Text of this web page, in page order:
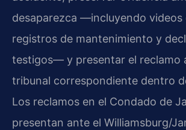
desaparezca —incluyendo videos
registros de mantenimiento y
testigos— y presentar el reclamo
tribunal correspondiente dentro
Los reclamos en el Condado de
presentan ante el Williamsburg/